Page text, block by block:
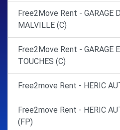
Free2Move Rent - GARAGE
MALVILLE (C)
Free2Move Rent - GARAGE
TOUCHES (C)
Free2move Rent - HERIC
Free2move Rent - HERIC
(FP)